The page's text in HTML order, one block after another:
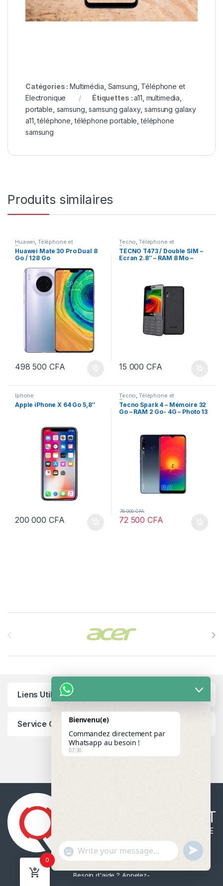
Catégories : Multimédia, Samsung, Téléphone et
Electronique
Étiquettes :a11, multimedia,
portable, samsung,samsung galaxy,samsung galaxy
a11,téléphone,téléphone portable,téléphone
samsung
Produits similaires
Huawei, Téléphone et
Electronique
Huawei Mate 30 Pro Dual 8
Go / 128 Go
498 500 CFA
Tecno,Téléphone et
Electronique
TECNO T473 / Double SIM –
Ecran 2.8″ – RAM 8 Mo –
15 000CFA
Iphone
Apple iPhone X 64 Go 5,8″
200 000 CFA
Tecno,Téléphone et
Electronique
Tecno Spark 4 – Mémoire 32
Go – RAM 2 Go- 4G – Photo 13
72 500CFA
76 000CFA
Liens Utiles
Service Client
Besoin d'aide ? Appelez-
0
Bienvenu(e)
Commandez directement par
Whatsapp au besoin !
07:30
"
+
c
WhatsApp Message
u
n
d